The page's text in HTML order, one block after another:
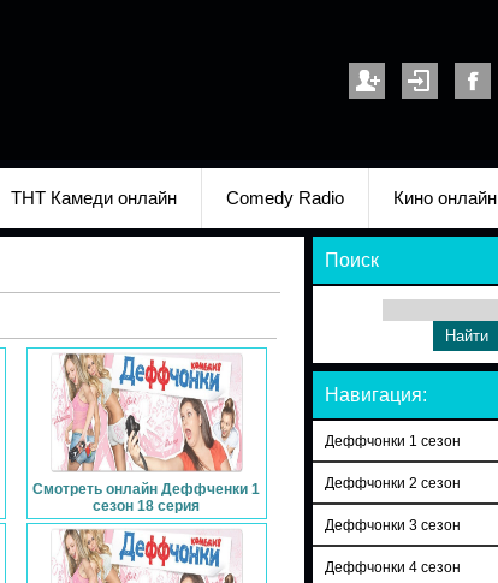
ТНТ Камеди онлайн Comedy Radio Кино онлайн
Смотреть онлайн Деффченки 1
сезон 18 серия
Поиск
Навигация:
Деффчонки 1 сезон
Деффчонки 2 сезон
Деффчонки 3 сезон
Деффчонки 4 сезон